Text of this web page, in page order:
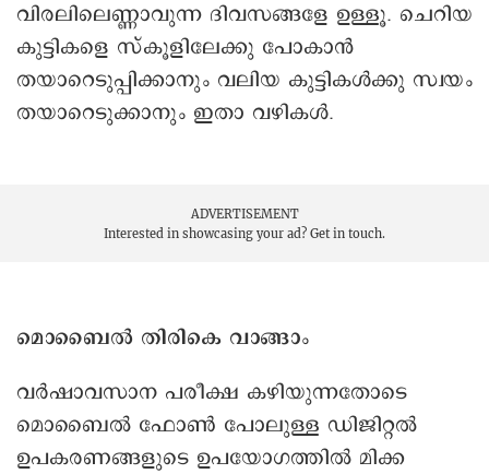
വിരലിലെണ്ണാവുന്ന ദിവസങ്ങളേ ഉള്ളൂ. ചെറിയ
കുട്ടികളെ സ്കൂളിലേക്കു പോകാൻ
തയാറെടുപ്പിക്കാനും വലിയ കുട്ടികൾക്കു സ്വയം
തയാറെടുക്കാനും ഇതാ വഴികൾ.
ADVERTISEMENT
Interested in showcasing your ad? Get in touch.
മൊബൈൽ തിരികെ വാങ്ങാം
വർഷാവസാന പരീക്ഷ കഴിയുന്നതോടെ
മൊബൈൽ ഫോൺ പോലുള്ള ഡിജിറ്റൽ
ഉപകരണങ്ങളുടെ ഉപയോഗത്തിൽ മിക്ക